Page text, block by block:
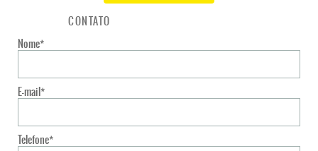
CONTATO
Nome*
E-mail*
Telefone*